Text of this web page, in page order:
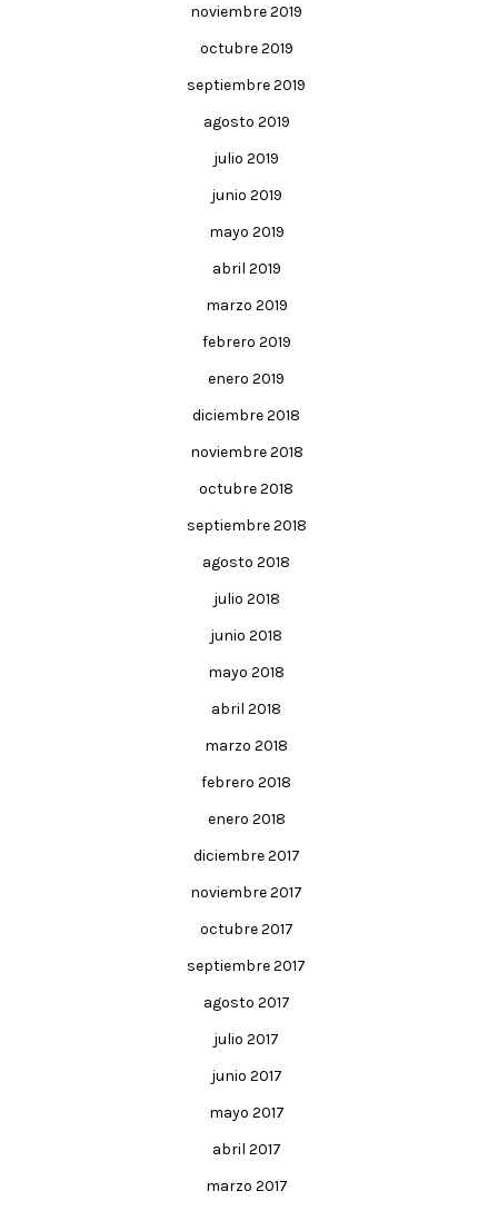
noviembre 2019
octubre 2019
septiembre 2019
agosto 2019
julio 2019
junio 2019
mayo 2019
abril 2019
marzo 2019
febrero 2019
enero 2019
diciembre 2018
noviembre 2018
octubre 2018
septiembre 2018
agosto 2018
julio 2018
junio 2018
mayo 2018
abril 2018
marzo 2018
febrero 2018
enero 2018
diciembre 2017
noviembre 2017
octubre 2017
septiembre 2017
agosto 2017
julio 2017
junio 2017
mayo 2017
abril 2017
marzo 2017